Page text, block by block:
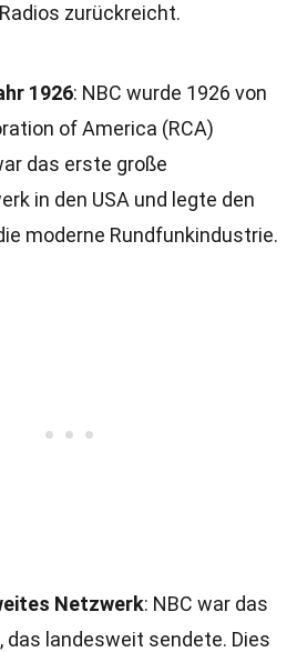
zurückreicht.
1926: NBC wurde 1926 von
of America (RCA)
das erste große
in den USA und legte den
moderne Rundfunkindustrie.
Netzwerk: NBC war das
das landesweit sendete. Dies